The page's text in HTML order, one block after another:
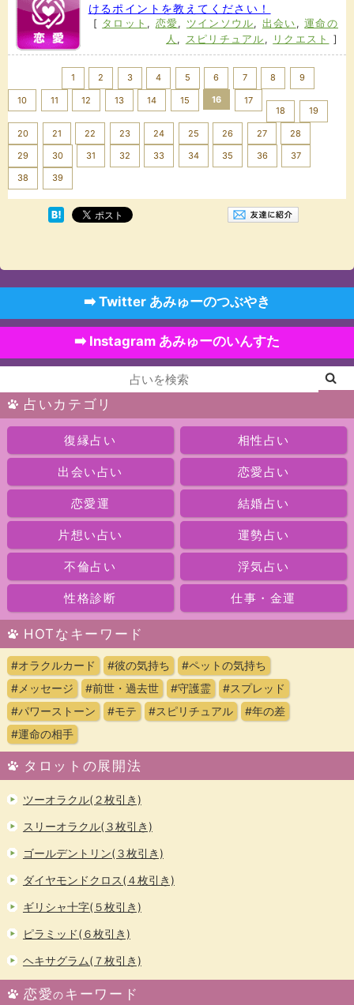
けるポイントを教えてください！
[ タロット , 恋愛, ツインソウル, 出会い ,運命の
人 , スピリチュアル , リクエスト ]
1 2 3 4 5 6 7 8 9
10 11 12 13 14 15 16
17
18
19
20 21 22 23 24 25 26 27 28
29 30 31 32 33 34 35 36 37
38 39
➡️ Twitter あみゅーのつぶやき
➡️ Instagram あみゅーのいんすた
占いカテゴリ
復縁占い 相性占い
出会い占い 恋愛占い
恋愛運 結婚占い
片想い占い 運勢占い
不倫占い 浮気占い
性格診断 仕事・金運
HOTなキーワード
#オラクルカード #彼の気持ち
#ペットの気持ち
#メッセージ
#前世・過去世 #守護霊
#スプレッド
#パワーストーン
#モテ #スピリチュアル
#年の差
#運命の相手
タロットの展開法
ツーオラクル(２枚引き)
スリーオラクル(３枚引き)
ゴールデントリン(３枚引き)
ダイヤモンドクロス(４枚引き)
ギリシャ十字(５枚引き)
ピラミッド(６枚引き)
ヘキサグラム(７枚引き)
恋愛のキーワード